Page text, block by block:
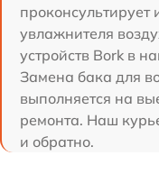
проконсультирует
увлажнителя
устройств Bork в
Замена бака для
выполняется на
ремонта. Наш
и обратно.